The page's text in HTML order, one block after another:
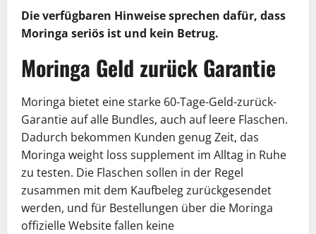
Die verfügbaren Hinweise sprechen dafür, dass
Moringa seriös ist und kein Betrug.
Moringa Geld zurück Garantie
Moringa bietet eine starke 60-Tage-Geld-zurück-
Garantie auf alle Bundles, auch auf leere Flaschen.
Dadurch bekommen Kunden genug Zeit, das
Moringa weight loss supplement im Alltag in Ruhe
zu testen. Die Flaschen sollen in der Regel
zusammen mit dem Kaufbeleg zurückgesendet
werden, und für Bestellungen über die Moringa
offizielle Website fallen keine